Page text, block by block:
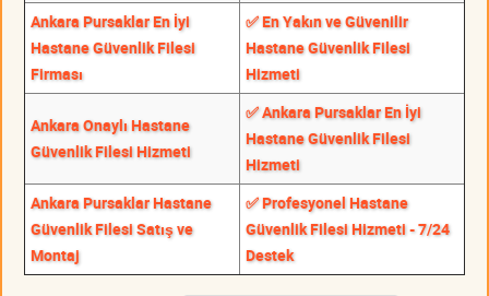
Ankara Pursaklar En İyi
Hastane Güvenlik Filesi
Firması
✅ En Yakın ve Güvenilir
Hastane Güvenlik Filesi
Hizmeti
Ankara Onaylı Hastane
Güvenlik Filesi Hizmeti
✅ Ankara Pursaklar En İyi
Hastane Güvenlik Filesi
Hizmeti
Ankara Pursaklar Hastane
Güvenlik Filesi Satış ve
Montaj
✅ Profesyonel Hastane
Güvenlik Filesi Hizmeti - 7/24
Destek